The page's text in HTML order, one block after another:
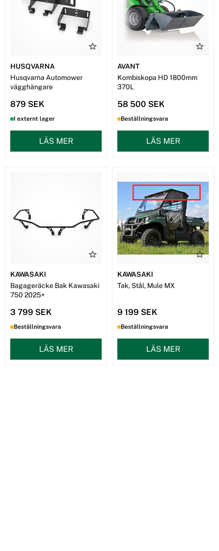
HUSQVARNA
Husqvarna Automower
vägghängare
879 SEK
I externt lager
LÄS MER
AVANT
Kombiskopa HD 1800mm
370L
58 500 SEK
Beställningsvara
LÄS MER
KAWASAKI
Bagageräcke Bak Kawasaki
750 2025+
3 799 SEK
Beställningsvara
LÄS MER
KAWASAKI
Tak, Stål, Mule MX
9 199 SEK
Beställningsvara
LÄS MER